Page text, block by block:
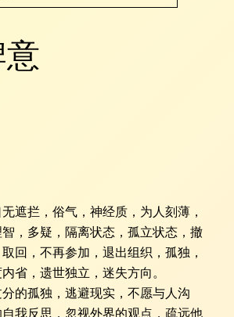
遮拦，俗气，神经质，为人刻薄，
，多疑，隔离状态，孤立状态，撤
回，不再参加，退出组织，孤独，
省，遗世独立，迷失方向。
的孤独，逃避现实，不愿与人沟
我反思，忽视外界的观点，疏远他